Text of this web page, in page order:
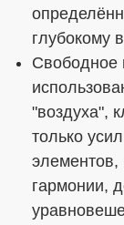
глубокому
Свободное
"воздуха",
только
элементов,
гармонии,